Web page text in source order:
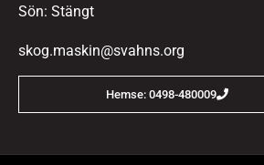
Sön: Stängt
skog.maskin@svahns.org
Hemse: 0498-480009